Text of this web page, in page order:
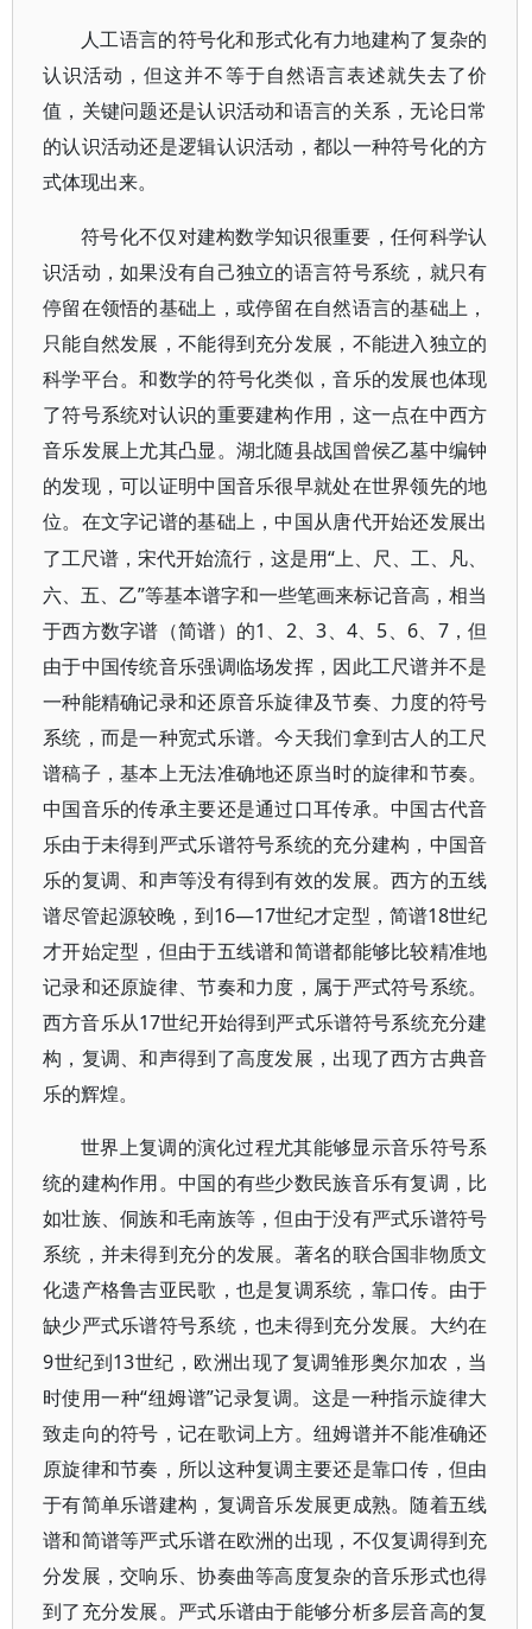
人工语言的符号化和形式化有力地建构了复杂的
认识活动，但这并不等于自然语言表述就失去了价
值，关键问题还是认识活动和语言的关系，无论日常
的认识活动还是逻辑认识活动，都以一种符号化的方
式体现出来。
符号化不仅对建构数学知识很重要，任何科学认
识活动，如果没有自己独立的语言符号系统，就只有
停留在领悟的基础上，或停留在自然语言的基础上，
只能自然发展，不能得到充分发展，不能进入独立的
科学平台。和数学的符号化类似，音乐的发展也体现
了符号系统对认识的重要建构作用，这一点在中西方
音乐发展上尤其凸显。湖北随县战国曾侯乙墓中编钟
的发现，可以证明中国音乐很早就处在世界领先的地
位。在文字记谱的基础上，中国从唐代开始还发展出
了工尺谱，宋代开始流行，这是用“上、尺、工、凡、
六、五、乙”等基本谱字和一些笔画来标记音高，相当
于西方数字谱（简谱）的1、2、3、4、5、6、7，但
由于中国传统音乐强调临场发挥，因此工尺谱并不是
一种能精确记录和还原音乐旋律及节奏、力度的符号
系统，而是一种宽式乐谱。今天我们拿到古人的工尺
谱稿子，基本上无法准确地还原当时的旋律和节奏。
中国音乐的传承主要还是通过口耳传承。中国古代音
乐由于未得到严式乐谱符号系统的充分建构，中国音
乐的复调、和声等没有得到有效的发展。西方的五线
谱尽管起源较晚，到16—17世纪才定型，简谱18世纪
才开始定型，但由于五线谱和简谱都能够比较精准地
记录和还原旋律、节奏和力度，属于严式符号系统。
西方音乐从17世纪开始得到严式乐谱符号系统充分建
构，复调、和声得到了高度发展，出现了西方古典音
乐的辉煌。
世界上复调的演化过程尤其能够显示音乐符号系
统的建构作用。中国的有些少数民族音乐有复调，比
如壮族、侗族和毛南族等，但由于没有严式乐谱符号
系统，并未得到充分的发展。著名的联合国非物质文
化遗产格鲁吉亚民歌，也是复调系统，靠口传。由于
缺少严式乐谱符号系统，也未得到充分发展。大约在
9世纪到13世纪，欧洲出现了复调雏形奥尔加农，当
时使用一种“纽姆谱”记录复调。这是一种指示旋律大
致走向的符号，记在歌词上方。纽姆谱并不能准确还
原旋律和节奏，所以这种复调主要还是靠口传，但由
于有简单乐谱建构，复调音乐发展更成熟。随着五线
谱和简谱等严式乐谱在欧洲的出现，不仅复调得到充
分发展，交响乐、协奏曲等高度复杂的音乐形式也得
到了充分发展。严式乐谱由于能够分析多层音高的复